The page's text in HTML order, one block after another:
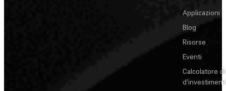
Applicazioni
Blog
Risorse
Eventi
Calcolatore